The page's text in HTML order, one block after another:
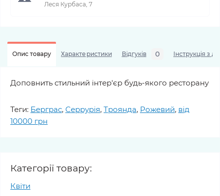
Леся Курбаса, 7
Опис товару Характеристики Відгуків 0 Інструкція з
Доповнить стильний інтер'єр будь-якого ресторану
Теги: Берграс, Серрурія, Троянда, Рожевий, від
10000 грн
Категорії товару:
Квіти